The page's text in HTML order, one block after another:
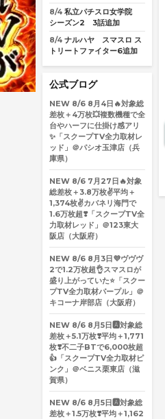
8/4 私立パチスロ女学院
シーズン2 3話追加
8/4 ナルハヤ スマスロ ス
トリートファイター6追加
公式ブログ
NEW 8/6 8月4日🔥対象総
差枚＋4万枚💥複数機種で全
台やハーフに仕掛け感アリ
✨「スクープTV全力取材レ
ッド」＠パシオ玉津店（兵
庫県）
NEW 8/6 7月27日🔥対象
総差枚＋3.8万枚✌️平均＋
1,374枚✌️カバネリ海門で
1.6万枚超❣️「スクープTV全
力取材レッド」＠123東大
阪店（大阪府）
NEW 8/6 8月3日💜ヴヴヴ
2で1.2万枚超👌スマスロが
盛り上がっていた⭐️「スクー
プTV全力取材パープル」＠
キコーナ岸部店（大阪府）
NEW 8/6 8月5日🅰️対象総
差枚＋5.1万枚❣️平均＋1,771
枚❣️不二子BTで6,000枚超
👍「スクープTV全力取材ピ
ンク」＠ベニス栗東店（滋
賀県）
NEW 8/6 8月5日🅰️対象総
差枚＋1.5万枚❣️平均＋1,162